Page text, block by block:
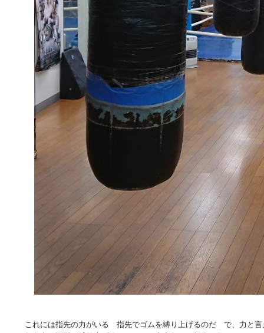
これには指先の力がいる 指先でゴムを縛り上げるのだ で、力と